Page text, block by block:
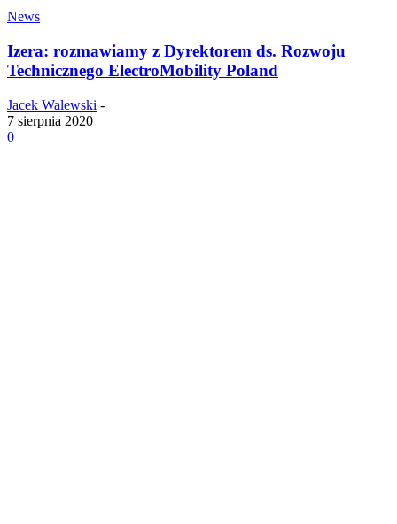
News
Izera: rozmawiamy z Dyrektorem ds. Rozwoju
Technicznego ElectroMobility Poland
Jacek Walewski -
7 sierpnia 2020
0